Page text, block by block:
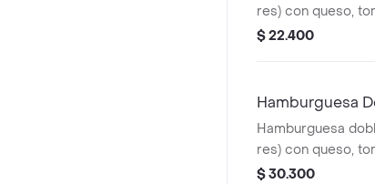
res) con queso,
Home
$ 22.400
Hamburguesa
Hamburguesa
res) con queso,
Home
$ 30.300